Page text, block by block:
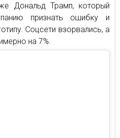
Дональд Трамп, который
признать ошибку и
Соцсети взорвались, а
на 7%.